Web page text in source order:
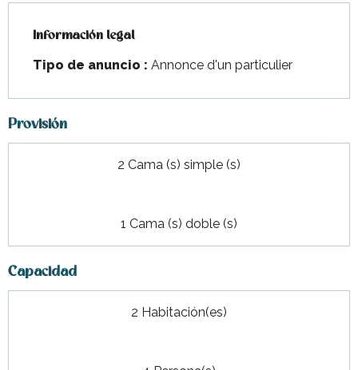
Información legal
Información legal
Tipo de anuncio : Annonce d'un particulier
Provisión
2 Cama (s) simple (s)
1 Cama (s) doble (s)
Capacidad
2 Habitación(es)